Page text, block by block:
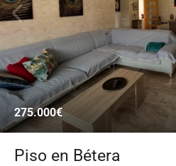
275.000€
Piso en Bétera